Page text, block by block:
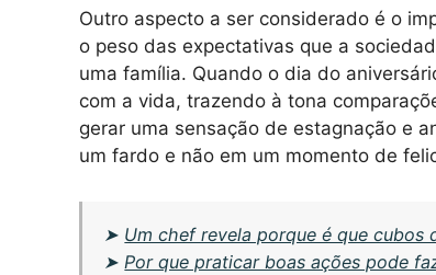
Outro aspecto a ser considerado é o
o peso das expectativas que a
uma família. Quando o dia do
com a vida, trazendo à tona
gerar uma sensação de estagnação e
um fardo e não em um momento de
➤ Um chef revela porque é que
➤ Por que praticar boas ações pode